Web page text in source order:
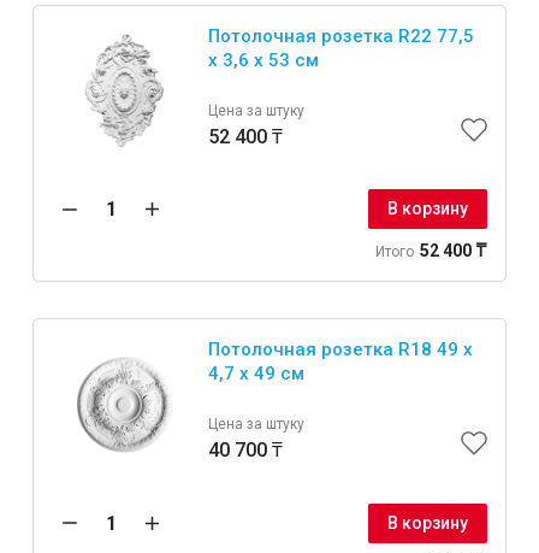
Потолочная розетка R22 77,5
x 3,6 x 53 см
Цена за штуку
52 400 ₸
В корзину
Итого 52 400 ₸
Потолочная розетка R18 49 x
4,7 x 49 см
Цена за штуку
40 700 ₸
В корзину
Ещё 2
Крепежи
Анкеры
Монтажные ленты